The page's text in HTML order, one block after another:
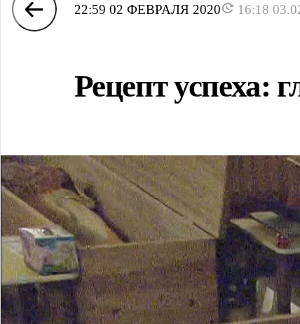
22:59 02 ФЕВРАЛЯ 2020 16:18
Рецепт успеха: